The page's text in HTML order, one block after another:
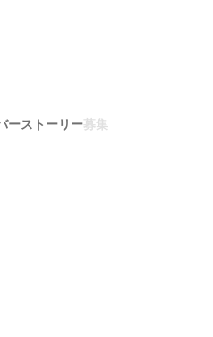
ーストーリー募集